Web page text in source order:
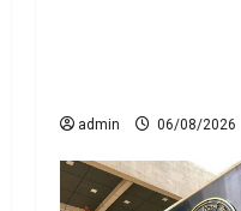
admin 06/08/2026